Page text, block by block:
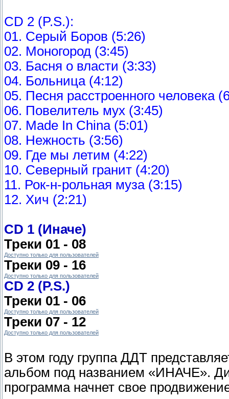
CD 2 (P.S.):
01. Серый Боров (5:26)
02. Моногород (3:45)
03. Басня о власти (3:33)
04. Больница (4:12)
05. Песня расстроенного человека
06. Повелитель мух (3:45)
07. Made In China (5:01)
08. Нежность (3:56)
09. Где мы летим (4:22)
10. Северный гранит (4:20)
11. Рок-н-рольная муза (3:15)
12. Хич (2:21)
CD 1 (Иначе)
Треки 01 - 08
Доступно только для пользователей
Треки 09 - 16
Доступно только для пользователей
CD 2 (P.S.)
Треки 01 - 06
Доступно только для пользователей
Треки 07 - 12
Доступно только для пользователей
В этом году группа ДДТ
альбом под названием «ИНАЧЕ».
программа начнет свое